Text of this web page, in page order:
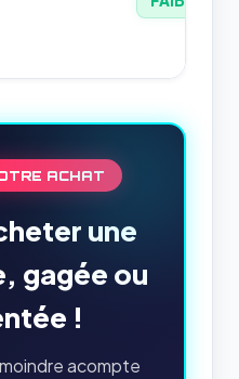
ACHAT
une
gagée ou
!
acompte